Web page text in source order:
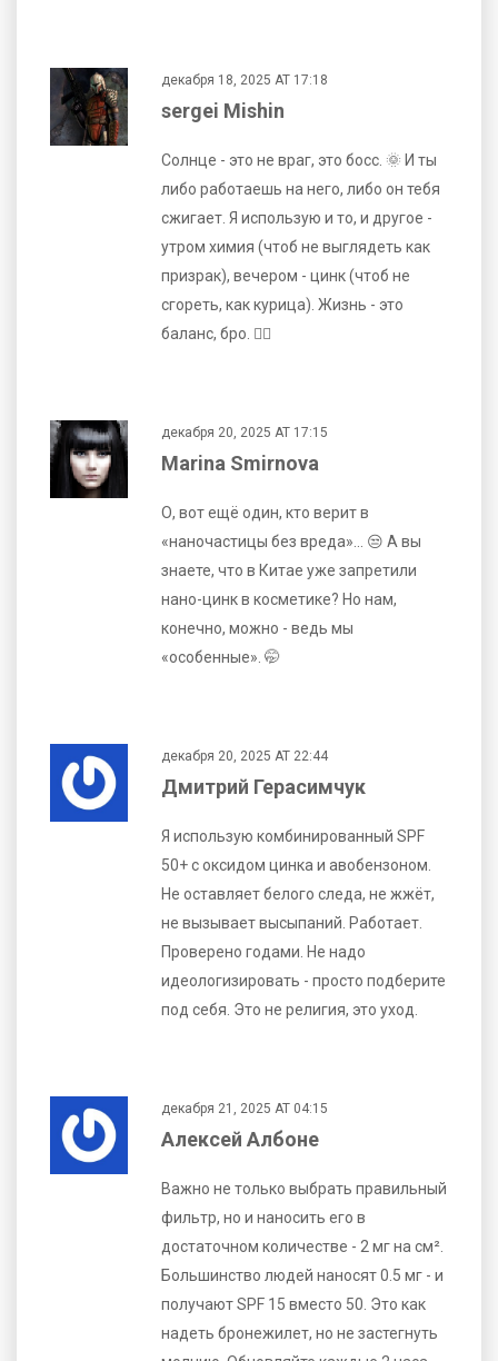
декабря 18, 2025 AT 17:18
sergei Mishin
Солнце - это не враг, это босс. 🌞 И ты
либо работаешь на него, либо он тебя
сжигает. Я использую и то, и другое -
утром химия (чтоб не выглядеть как
призрак), вечером - цинк (чтоб не
сгореть, как курица). Жизнь - это
баланс, бро. 🤷‍♂️
декабря 20, 2025 AT 17:15
Marina Smirnova
О, вот ещё один, кто верит в
«наночастицы без вреда»... 😒 А вы
знаете, что в Китае уже запретили
нано-цинк в косметике? Но нам,
конечно, можно - ведь мы
«особенные». 🤭
декабря 20, 2025 AT 22:44
Дмитрий Герасимчук
Я использую комбинированный SPF
50+ с оксидом цинка и авобензоном.
Не оставляет белого следа, не жжёт,
не вызывает высыпаний. Работает.
Проверено годами. Не надо
идеологизировать - просто подберите
под себя. Это не религия, это уход.
декабря 21, 2025 AT 04:15
Алексей Албоне
Важно не только выбрать правильный
фильтр, но и наносить его в
достаточном количестве - 2 мг на см².
Большинство людей наносят 0.5 мг - и
получают SPF 15 вместо 50. Это как
надеть бронежилет, но не застегнуть